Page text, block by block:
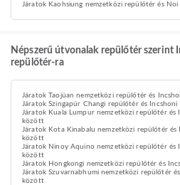
Járatok Kaohsiung nemzetközi repülőtér és
Népszerű útvonalak repülőtér szerint
repülőtér-ra
Járatok Taojüan nemzetközi repülőtér és
Járatok Szingapúr Changi repülőtér és
Járatok Kuala Lumpur nemzetközi repülőtér és
között
Járatok Kota Kinabalu nemzetközi repülőtér
között
Járatok Ninoy Aquino nemzetközi repülőtér és
között
Járatok Hongkongi nemzetközi repülőtér és
Járatok Szuvarnabhumi nemzetközi repülőtér
között